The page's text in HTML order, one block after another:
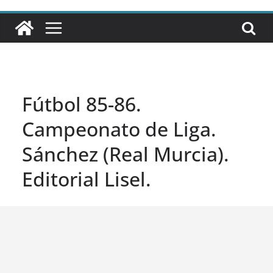
Fútbol 85-86.
Campeonato de Liga.
Sánchez (Real Murcia).
Editorial Lisel.